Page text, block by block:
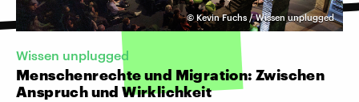
© Kevin Fuchs / Wissen unplugged
Wissen unplugged
Menschenrechte und Migration: Zwischen
Anspruch und Wirklichkeit